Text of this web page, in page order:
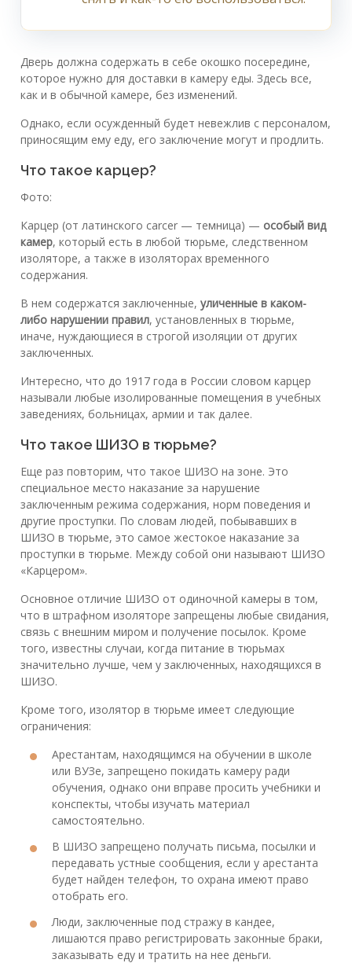
Дверь должна содержать в себе окошко посередине,
которое нужно для доставки в камеру еды. Здесь все,
как и в обычной камере, без изменений.
Однако, если осужденный будет невежлив с персоналом,
приносящим ему еду, его заключение могут и продлить.
Что такое карцер?
Фото:
Карцер (от латинского carcer — темница) — особый вид
камер, который есть в любой тюрьме, следственном
изоляторе, а также в изоляторах временного
содержания.
В нем содержатся заключенные, уличенные в каком-
либо нарушении правил, установленных в тюрьме,
иначе, нуждающиеся в строгой изоляции от других
заключенных.
Интересно, что до 1917 года в России словом карцер
называли любые изолированные помещения в учебных
заведениях, больницах, армии и так далее.
Что такое ШИЗО в тюрьме?
Еще раз повторим, что такое ШИЗО на зоне. Это
специальное место наказание за нарушение
заключенным режима содержания, норм поведения и
другие проступки. По словам людей, побывавших в
ШИЗО в тюрьме, это самое жестокое наказание за
проступки в тюрьме. Между собой они называют ШИЗО
«Карцером».
Основное отличие ШИЗО от одиночной камеры в том,
что в штрафном изоляторе запрещены любые свидания,
связь с внешним миром и получение посылок. Кроме
того, известны случаи, когда питание в тюрьмах
значительно лучше, чем у заключенных, находящихся в
ШИЗО.
Кроме того, изолятор в тюрьме имеет следующие
ограничения:
Арестантам, находящимся на обучении в школе
или ВУЗе, запрещено покидать камеру ради
обучения, однако они вправе просить учебники и
конспекты, чтобы изучать материал
самостоятельно.
В ШИЗО запрещено получать письма, посылки и
передавать устные сообщения, если у арестанта
будет найден телефон, то охрана имеют право
отобрать его.
Люди, заключенные под стражу в кандее,
лишаются право регистрировать законные браки,
заказывать еду и тратить на нее деньги.